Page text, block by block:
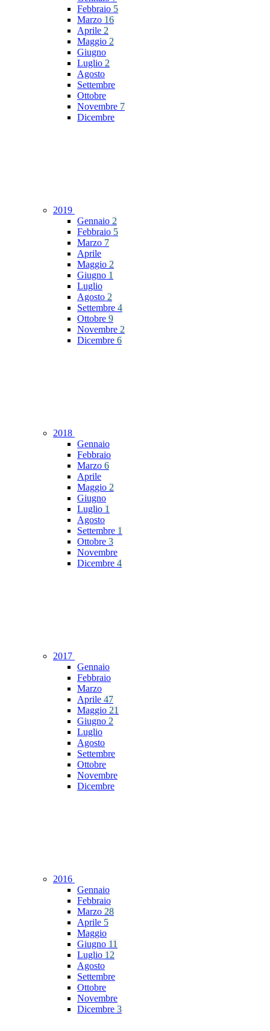
Febbraio 5
Marzo 16
Aprile 2
Maggio 2
Giugno
Luglio 2
Agosto
Settembre
Ottobre
Novembre 7
Dicembre
2019
Gennaio 2
Febbraio 5
Marzo 7
Aprile
Maggio 2
Giugno 1
Luglio
Agosto 2
Settembre 4
Ottobre 9
Novembre 2
Dicembre 6
2018
Gennaio
Febbraio
Marzo 6
Aprile
Maggio 2
Giugno
Luglio 1
Agosto
Settembre 1
Ottobre 3
Novembre
Dicembre 4
2017
Gennaio
Febbraio
Marzo
Aprile 47
Maggio 21
Giugno 2
Luglio
Agosto
Settembre
Ottobre
Novembre
Dicembre
2016
Gennaio
Febbraio
Marzo 28
Aprile 5
Maggio
Giugno 11
Luglio 12
Agosto
Settembre
Ottobre
Novembre
Dicembre 3